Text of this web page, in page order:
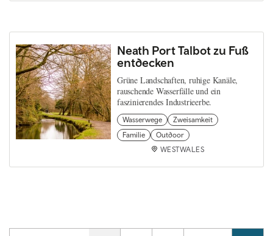
Neath Port Talbot zu Fuß
entdecken
Grüne Landschaften, ruhige Kanäle,
rauschende Wasserfälle und ein
faszinierendes Industrieerbe.
Wasserwege
Zweisamkeit
Familie
Outdoor
WESTWALES